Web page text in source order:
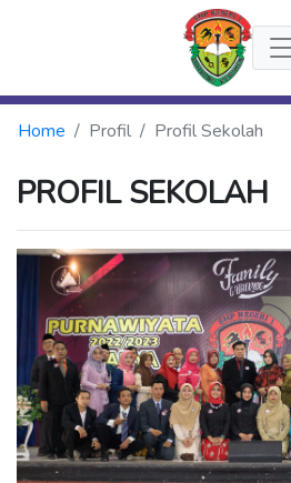
Home Profil Profil Sekolah
PROFIL SEKOLAH